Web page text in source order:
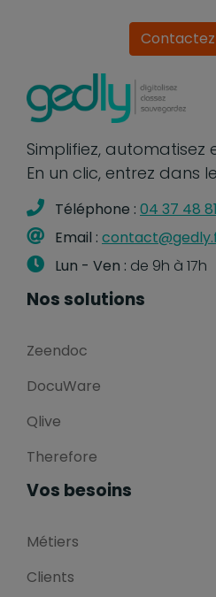
Simplifiez, automatisez
En un clic, entrez dans
Téléphone : 04 37 48
Email :
Lun - Ven : de 9h à 17h
Nos solutions
Zeendoc
DocuWare
Qlive
Therefore
Vos besoins
Métiers
Clients